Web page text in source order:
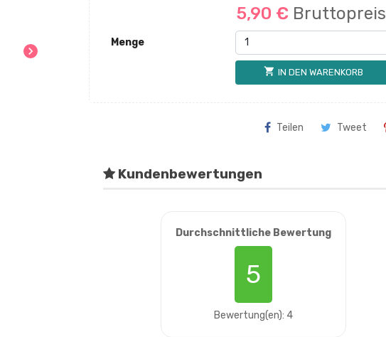
chevron_right
5,90 € Bruttopreis
Menge
shopping_cart IN DEN WARENKORB
Teilen Tweet
Kundenbewertungen
Durchschnittliche Bewertung
5
Bewertung(en): 4